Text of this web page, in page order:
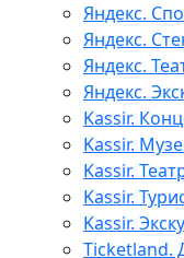
Яндекс.
Яндекс.
Яндекс.
Яндекс.
Kassir.
Kassir.
Kassir.
Kassir.
Kassir.
Ticketland.